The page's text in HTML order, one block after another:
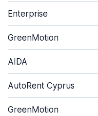
Enterprise
GreenMotion
AIDA
AutoRent Cyprus
GreenMotion